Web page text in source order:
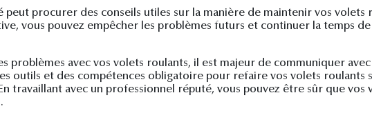
peut procurer des conseils utiles sur la manière de maintenir vos volets
vous pouvez empêcher les problèmes futurs et continuer la temps
problèmes avec vos volets roulants, il est majeur de communiquer
outils et des compétences obligatoire pour refaire vos volets roulants
travaillant avec un professionnel réputé, vous pouvez être sûr que vos